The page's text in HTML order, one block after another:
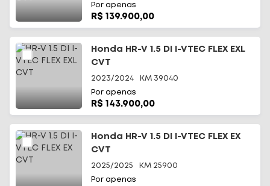
Por apenas
R$ 139.900,00
Honda HR-V 1.5 DI I-VTEC FLEX EXL
CVT
2023/2024 KM 39040
Por apenas
R$ 143.900,00
Honda HR-V 1.5 DI I-VTEC FLEX EX
CVT
2025/2025 KM 25900
Por apenas